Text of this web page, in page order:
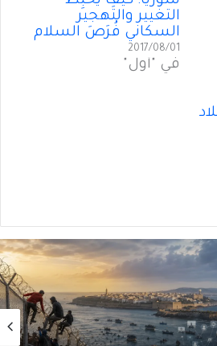
التغيير والتَهجير
السكاني فُرَصَ السلام
2017/08/01
في "أول"